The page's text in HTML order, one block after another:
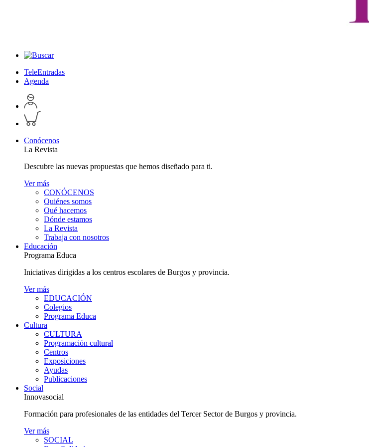
TeleEntradas
Agenda
Acceder
a
perfil
personal
Inspeccionar
carrito
Conócenos
La Revista
Descubre las nuevas propuestas que hemos diseñado para ti.
Ver más
CONÓCENOS
Quiénes somos
Qué hacemos
Dónde estamos
La Revista
Trabaja con nosotros
Educación
Programa Educa
Iniciativas dirigidas a los centros escolares de Burgos y provincia.
Ver más
EDUCACIÓN
Colegios
Programa Educa
Cultura
CULTURA
Programación cultural
Centros
Exposiciones
Ayudas
Publicaciones
Social
Innovasocial
Formación para profesionales de las entidades del Tercer Sector de Burgos y provincia.
Ver más
SOCIAL